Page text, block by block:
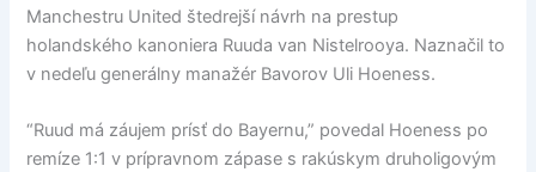
Manchestru United štedrejší návrh na prestup
holandského kanoniera Ruuda van Nistelrooya. Naznačil to
v nedeľu generálny manažér Bavorov Uli Hoeness.
“Ruud má záujem prísť do Bayernu,” povedal Hoeness po
remíze 1:1 v prípravnom zápase s rakúskym druholigovým